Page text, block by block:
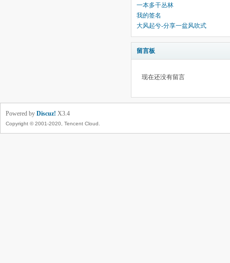
一本多干丛林
我的签名
大风起兮-分享一盆风吹式
留言板
现在还没有留言
Powered by Discuz! X3.4
Copyright © 2001-2020, Tencent Cloud.